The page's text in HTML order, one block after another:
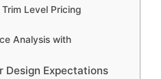
Level Pricing
Analysis with
Design Expectations